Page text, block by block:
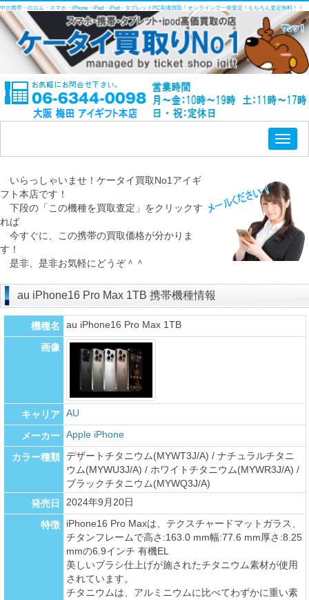
中古携帯・白ロム・スマホ・iPhone・iPad・iPod・タブレットPC高価買取！オンラインで一発査定！もちろん査定無料！！
いらっしゃいませ！ケータイ買取No1アイギ
フト本店です！
下段の「この機種を買取査定」をクリックす
れば
今すぐに、この携帯の買取価格が分かりま
す！
是非、是非お気軽にどうぞ＾＾
au iPhone16 Pro Max 1TB 携帯機種情報
機種名 au iPhone16 Pro Max 1TB
画像
キャリア AU
メーカー Apple iPhone
カラー種類 デザートチタニウム(MYWT3J/A) / ナチュラルチタニ
ウム(MYWU3J/A) / ホワイトチタニウム(MYWR3J/A) /
ブラックチタニウム(MYWQ3J/A)
発売日
2024年9月20日
特徴
iPhone16 Pro Maxは、テクスチャードマットガラス、
チタンフレームで高さ:163.0 mm幅:77.6 mm厚さ:8.25
mmの6.9インチ 有機EL
美しいブラシ仕上げが施されたチタニウム素材が使用
されています。
チタニウムは、アルミニウムに比べてわずかに重い素